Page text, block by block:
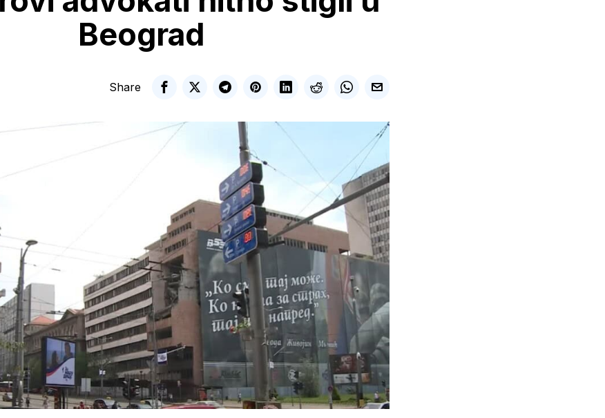
Beograd
Share